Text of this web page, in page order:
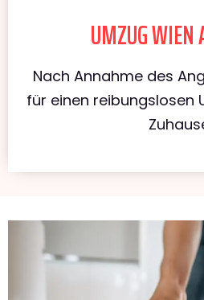
UMZUG WIEN
Nach Annahme des
für einen reibungslosen